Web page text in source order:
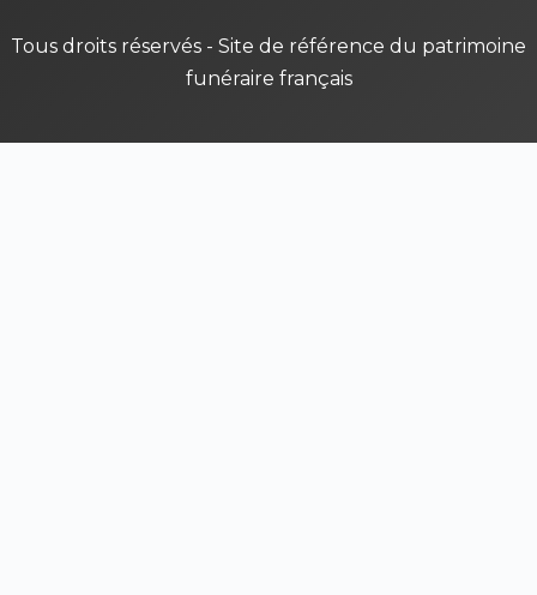
Tous droits réservés - Site de référence du patrimoine
funéraire français